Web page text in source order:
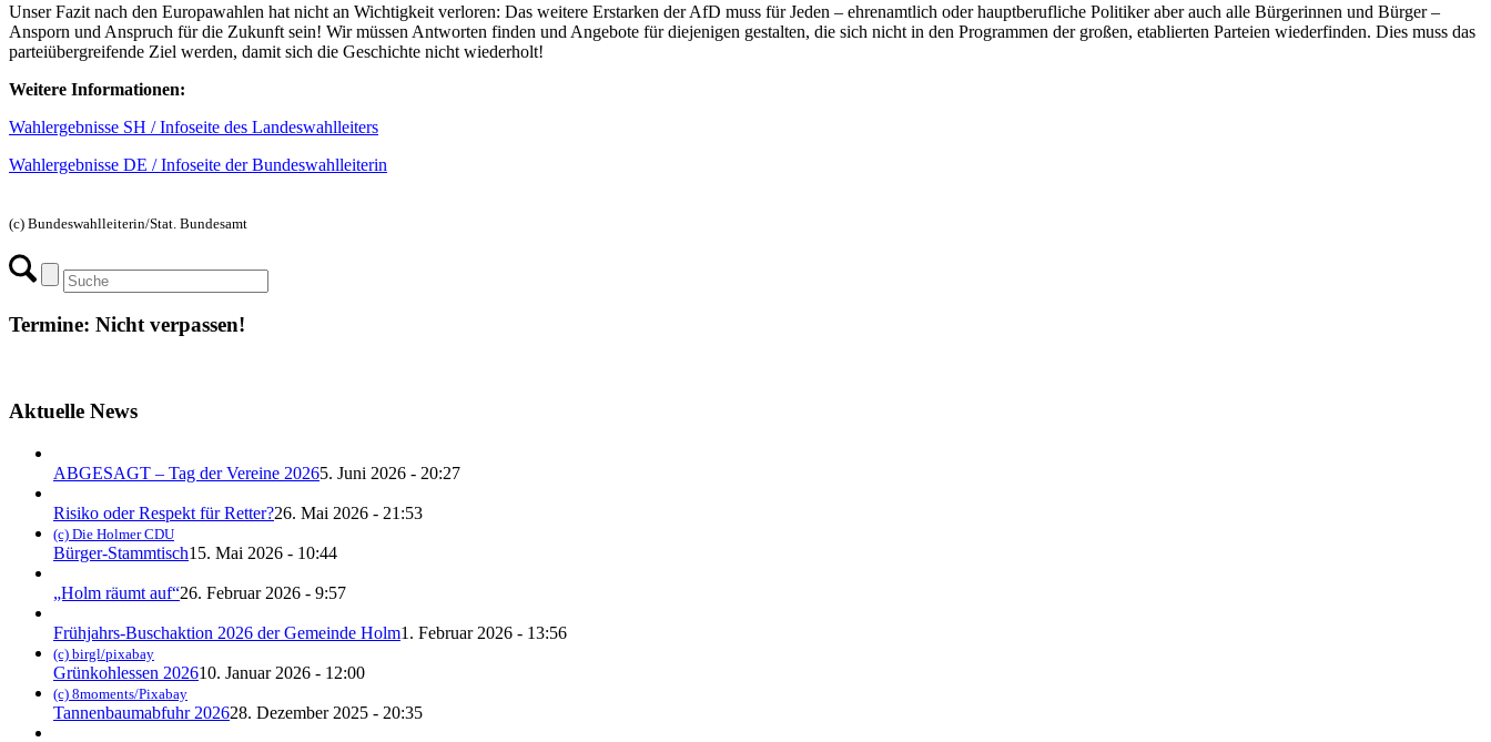
Unser Fazit nach den Europawahlen hat nicht an Wichtigkeit verloren: Das weitere Erstarken der AfD muss für Jeden – ehrenamtlich oder hauptberufliche Politiker aber auch alle Bürgerinnen und Bürger –
Ansporn und Anspruch für die Zukunft sein! Wir müssen Antworten finden und Angebote für diejenigen gestalten, die sich nicht in den Programmen der großen, etablierten Parteien wiederfinden. Dies muss das
parteiübergreifende Ziel werden, damit sich die Geschichte nicht wiederholt!
Weitere Informationen:
Wahlergebnisse SH / Infoseite des Landeswahlleiters
Wahlergebnisse DE / Infoseite der Bundeswahlleiterin
(c) Bundeswahlleiterin/Stat. Bundesamt
Termine: Nicht verpassen!
Aktuelle News
ABGESAGT – Tag der Vereine 20265. Juni 2026 - 20:27
Risiko oder Respekt für Retter?26. Mai 2026 - 21:53
(c) Die Holmer CDU
Bürger-Stammtisch15. Mai 2026 - 10:44
„Holm räumt auf“26. Februar 2026 - 9:57
Frühjahrs-Buschaktion 2026 der Gemeinde Holm1. Februar 2026 - 13:56
(c) birgl/pixabay
Grünkohlessen 202610. Januar 2026 - 12:00
(c) 8moments/Pixabay
Tannenbaumabfuhr 202628. Dezember 2025 - 20:35